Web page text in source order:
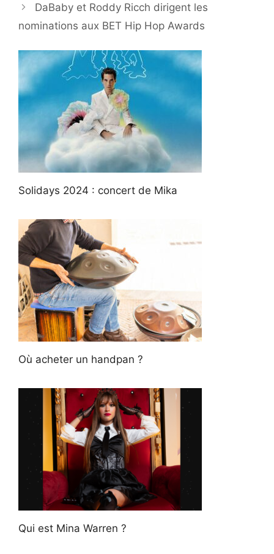
DaBaby et Roddy Ricch dirigent les
nominations aux BET Hip Hop Awards
Solidays 2024 : concert de Mika
Où acheter un handpan ?
Qui est Mina Warren ?